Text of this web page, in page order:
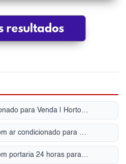
Sobrado com ar condicionado para Venda | Horto Florestal
Condomínio Fechado com ar condicionado para Venda | Horto Florestal
Condomínio Fechado com portaria 24 horas para Venda | Horto Florestal